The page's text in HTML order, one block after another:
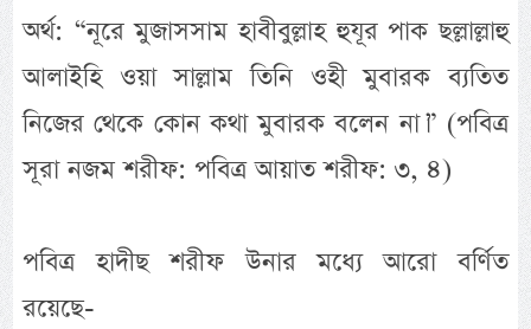
অর্থ: “নূরে মুজাসসাম হাবীবুল্লাহ হুযূর পাক ছল্লাল্লাহু
আলাইহি ওয়া সাল্লাম তিনি ওহী মুবারক ব্যতিত
নিজের থেকে কোন কথা মুবারক বলেন না।” (পবিত্র
সূরা নজম শরীফ: পবিত্র আয়াত শরীফ: ৩, ৪)
পবিত্র হাদীছ শরীফ উনার মধ্যে আরো বর্ণিত
রয়েছে-